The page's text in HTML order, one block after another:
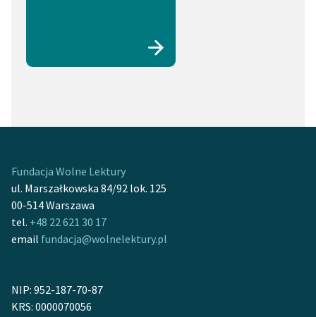
Fundacja Wolne Lektury
ul. Marszałkowska 84/92 lok. 125
00-514 Warszawa
tel. +48 22 621 30 17
email fundacja@wolnelektury.pl
NIP: 952-187-70-87
KRS: 0000070056